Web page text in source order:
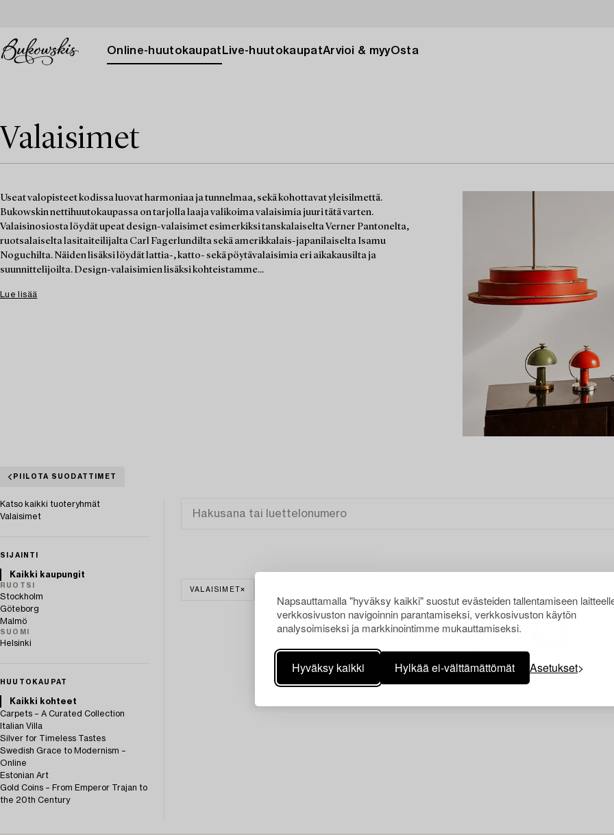
Napsauttamalla "hyväksy kaikki" suostut evästeiden tallentamiseen
verkkosivuston navigoinnin parantamiseksi, verkkosivuston käytön
analysoimiseksi ja markkinointimme mukauttamiseksi.
Hyväksy kaikki Hylkää ei-välttämättömät Asetukset
Online-huutokaupat Live-huutokaupatArvioi & myyOsta
Valaisimet
Useat valopisteet kodissa luovat harmoniaa ja tunnelmaa, sekä kohottavat yleisilmettä.
Bukowskin nettihuutokaupassa on tarjolla laaja valikoima valaisimia juuri tätä varten.
Valaisinosiosta löydät upeat design-valaisimet esimerkiksi tanskalaiselta Verner Pantonelta,
ruotsalaiselta lasitaiteilijalta Carl Fagerlundilta sekä amerikkalais-japanilaiselta Isamu
Noguchilta. Näiden lisäksi löydät lattia-, katto- sekä pöytävalaisimia eri aikakausilta ja
suunnittelijoilta. Design-valaisimien lisäksi kohteistamme...
Lue lisää
PIILOTA SUODATTIMET
Katso kaikki tuoteryhmät
Valaisimet
SIJAINTI
Kaikki kaupungit
RUOTSI
Stockholm
Göteborg
Malmö
SUOMI
Helsinki
HUUTOKAUPAT
Kaikki kohteet
Carpets – A Curated Collection
Italian Villa
Silver for Timeless Tastes
Swedish Grace to Modernism –
Online
Estonian Art
Gold Coins – From Emperor Trajan to
the 20th Century
VALAISIMET
Juuri nyt ei löytynyt hakuasi